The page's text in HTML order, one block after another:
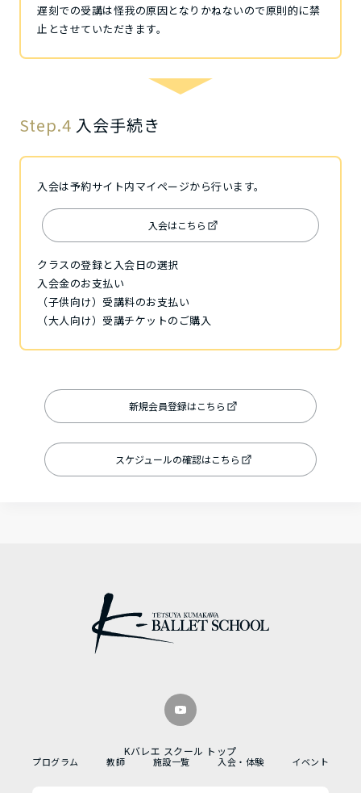
遅刻での受講は怪我の原因となりかねないので原則的に禁
止とさせていただきます。
Step.4 入会手続き
入会は予約サイト内マイページから行います。
入会はこちら
クラスの登録と入会日の選択
入会金のお支払い
（子供向け）受講料のお支払い
（大人向け）受講チケットのご購入
新規会員登録はこちら
スケジュールの確認はこちら
Kバレエ スクール トップ
プログラム 教師 施設一覧 入会・体験 イベント